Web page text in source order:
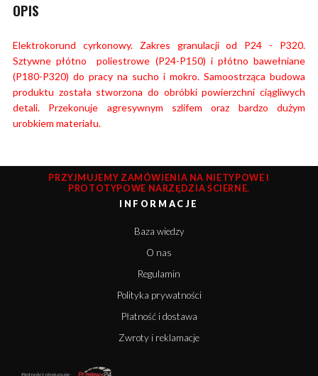
OPIS
Elektrokorund cyrkonowy. Zakres granulacji od P24 - P320.
Sztywne płótno poliestrowe (P24-P150) i płótno bawełniane
(P180-P320) do pracy na sucho i mokro. Samoostrząca budowa
produktu została stworzona do obróbki powierzchni ciągliwych
detali. Przekonuje agresywnym szlifem oraz bardzo dużym
urobkiem materiału.
PRZYJMUJEMY ZAMÓWIENIA NA NIETYPOWE I
PROTOTYPOWE NARZĘDZIA ŚCIERNE.
INFORMACJE
Baza wiedzy
O nas
Regulamin
Polityka prywatności
Płatność i dostawa
Zwroty i reklamacje